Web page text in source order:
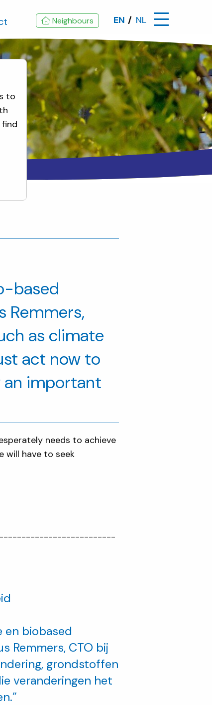
Neighbours EN NL
based
Remmers,
as climate
act now to
an important
needs to achieve
will have to seek
en biobased
Remmers, CTO bij
grondstoffen
veranderingen het
to